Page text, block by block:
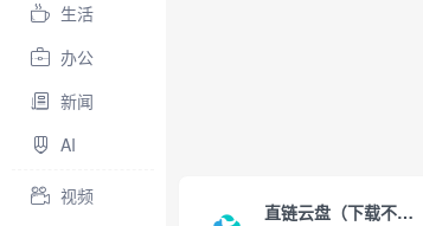
生活
办公
新闻
AI
视频
直链云盘（下载不限速）